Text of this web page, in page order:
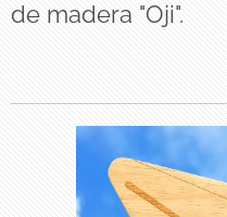
de madera "Oji".